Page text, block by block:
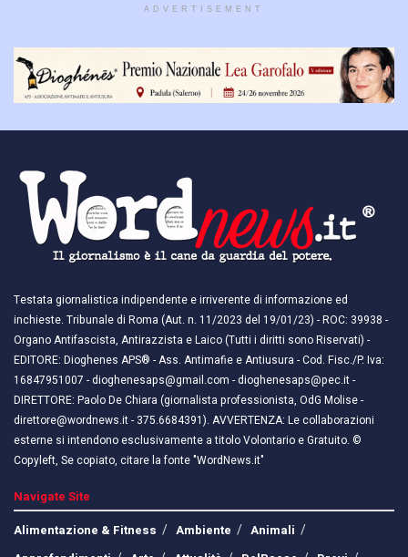
ADVERTISEMENT
Testata giornalistica indipendente e irriverente di informazione ed
inchieste. Tribunale di Roma (Aut. n. 11/2023 del 19/01/23) - ROC: 39938 -
Organo Antifascista, Antirazzista e Laico (Tutti i diritti sono Riservati) -
EDITORE: Dioghenes APS® - Ass. Antimafie e Antiusura - Cod. Fisc./P. Iva:
16847951007 - dioghenesaps@gmail.com - dioghenesaps@pec.it - ​​
DIRETTORE: Paolo De Chiara (giornalista professionista, OdG Molise -
direttore@wordnews.it - ​​375.6684391). AVVERTENZA: Le collaborazioni
esterne si intendono esclusivamente a titolo Volontario e Gratuito. ©
Copyleft, Se copiato, citare la fonte "WordNews.it"
Navigate Site
Alimentazione & Fitness
Ambiente
Animali